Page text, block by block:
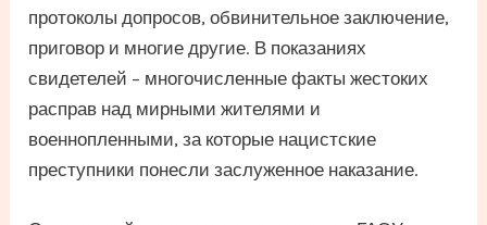
протоколы допросов, обвинительное заключение,
приговор и многие другие. В показаниях
свидетелей – многочисленные факты жестоких
расправ над мирными жителями и
военнопленными, за которые нацистские
преступники понесли заслуженное наказание.